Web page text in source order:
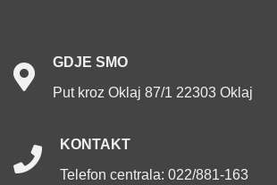
GDJE SMO
Put kroz Oklaj 87/1 22303 Oklaj
KONTAKT
Telefon centrala: 022/881-163